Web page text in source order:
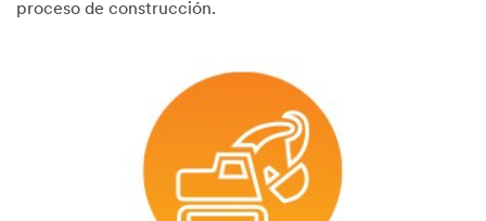
proceso de construcción.